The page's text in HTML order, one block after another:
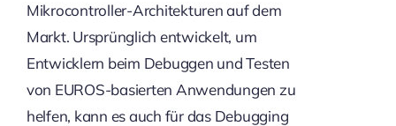
Mikrocontroller-Architekturen auf dem
Markt. Ursprünglich entwickelt, um
Entwicklern beim Debuggen und Testen
von EUROS-basierten Anwendungen zu
helfen, kann es auch für das Debugging